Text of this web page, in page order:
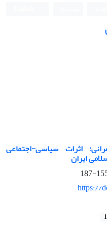
اثرات سیاسی-اجتماعی
ایران
155-
https://